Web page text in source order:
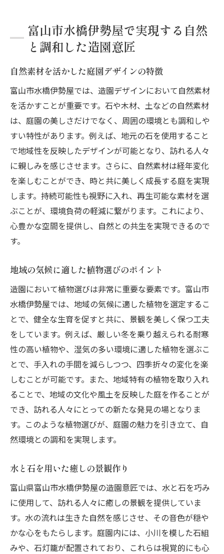
訪れる人々を魅了する景観演出
個々の希望に応える造園デザインの魅力
オーダーメイドの庭園デザインが実現する
夢
居住空間に合わせた庭園設計の工夫
家族のライフスタイルに寄り添う庭園提案
色と形で表現する個性豊かな庭づくり
日本庭園の伝統と現代的デザインの融合
季節の移ろいを楽しむための工夫
四季を楽しむ富山市の庭園設計の秘訣
春の花々が彩る庭園の魅力
夏の涼を感じる水辺の演出
四季を通じたメンテナンスの重要性
季節感を活かした庭園デザイン
限られた敷地を最大限に活用する造園の工夫
小さなスペースを生かした庭園設計
縦方向の空間活用術
視覚的広がりを生むレイアウト
プライバシーを守るための植物配置
狭小地でも実現可能な水景のアイデア
限られた資源を活用したエコフレンドリー
な庭
富山市で愛され続ける庭園の維持管理法
季節ごとの手入れ方法のコツ
植物の健康を守るための土壌管理
景観を保つための剪定技術
庭園を長持ちさせるための防虫対策
環境に優しい維持管理の方法
富山市水橋伊勢屋で実現する自然
と調和した造園意匠
自然素材を活かした庭園デザインの特徴
富山市水橋伊勢屋では、造園デザインにおいて自然素材
を活かすことが重要です。石や木材、土などの自然素材
は、庭園の美しさだけでなく、周囲の環境とも調和しや
すい特性があります。例えば、地元の石を使用すること
で地域性を反映したデザインが可能となり、訪れる人々
に親しみを感じさせます。さらに、自然素材は経年変化
を楽しむことができ、時と共に美しく成長する庭を実現
します。持続可能性も視野に入れ、再生可能な素材を選
ぶことが、環境負荷の軽減に繋がります。これにより、
心豊かな空間を提供し、自然との共生を実現できるので
す。
地域の気候に適した植物選びのポイント
造園において植物選びは非常に重要な要素です。富山市
水橋伊勢屋では、地域の気候に適した植物を選定するこ
とで、健全な生育を促すと共に、景観を美しく保つ工夫
をしています。例えば、厳しい冬を乗り越えられる耐寒
性の高い植物や、湿気の多い環境に適した植物を選ぶこ
とで、手入れの手間を減らしつつ、四季折々の変化を楽
しむことが可能です。また、地域特有の植物を取り入れ
ることで、地域の文化や風土を反映した庭を作ることが
でき、訪れる人々にとっての新たな発見の場となりま
す。このような植物選びが、庭園の魅力を引き立て、自
然環境との調和を実現します。
水と石を用いた癒しの景観作り
富山県富山市水橋伊勢屋の造園意匠では、水と石を巧み
に使用して、訪れる人々に癒しの景観を提供していま
す。水の流れは生きた自然を感じさせ、その音色が穏や
かな心をもたらします。庭園内には、小川を模した石組
みや、石灯籠が配置されており、これらは視覚的にも心